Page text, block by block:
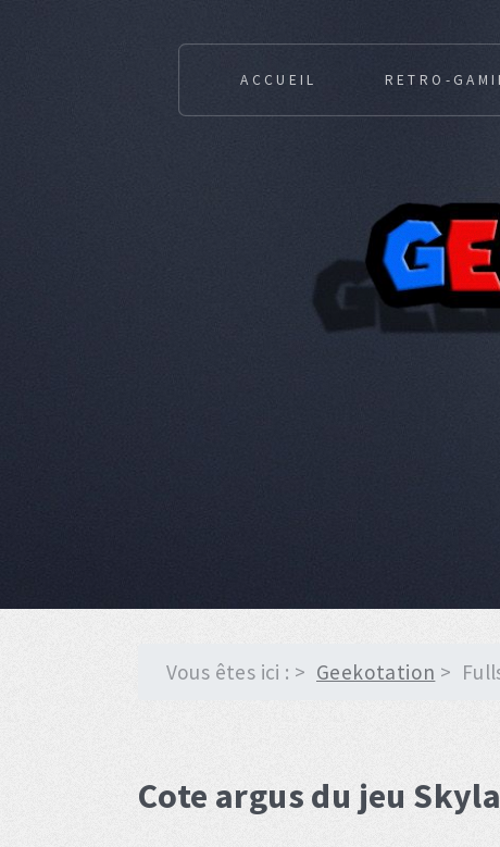
ACCUEIL RETRO-
Vous êtes ici : Geekotation
Cote argus du jeu